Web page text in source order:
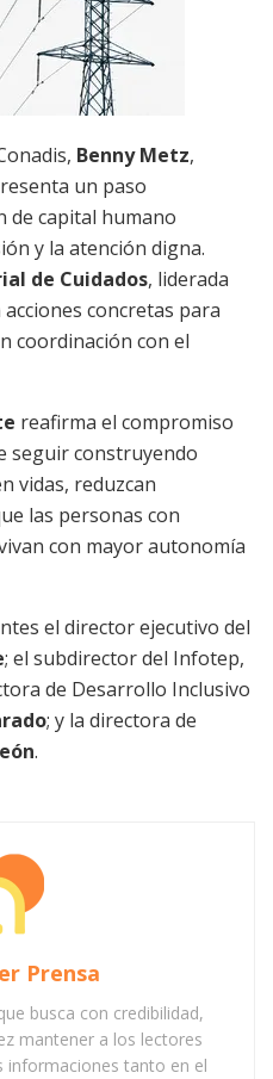
Benny Metz,
un paso
de capital humano
y la atención digna.
de Cuidados, liderada
concretas para
coordinación con el
reafirma el compromiso
seguir construyendo
vidas, reduzcan
las personas con
con mayor autonomía
el director ejecutivo del
; el subdirector del Infotep,
de Desarrollo Inclusivo
; y la directora de
.
Prensa
busca con credibilidad,
mantener a los lectores
informaciones tanto en el